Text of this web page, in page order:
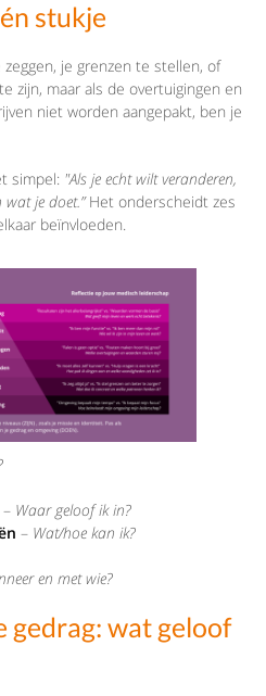
stukje
je grenzen te stellen, of
zijn, maar als de overtuigingen en
niet worden aangepakt, ben je
simpel: "Als je echt wilt veranderen,
je doet.”Het onderscheidt zes
beïnvloeden.
– Waar geloof ik in?
– Wat/hoe kan ik?
en met wie?
gedrag: wat geloof